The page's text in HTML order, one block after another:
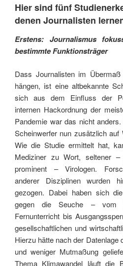
Hier sind fünf
denen Journalisten
Erstens: Journalismus
bestimmte Funktionsträger
Dass Journalisten im
hängen, ist eine altbekannte
sich aus dem Einfluss der
internen Hackordnung der
Pandemie war das nicht
Scheinwerfer nun zusätzlich auf
Wie die Studie ermittelt hat,
Mediziner zu Wort, seltener
prominent – Virologen.
anderer Disziplinen wurden
gezogen. Dabei haben sich
gegen die Seuche – vom
Fernunterricht bis
gesellschaftlichen und
Hierzu hätte nach der
und weniger Mutmaßung
Thema Klimawandel läuft die